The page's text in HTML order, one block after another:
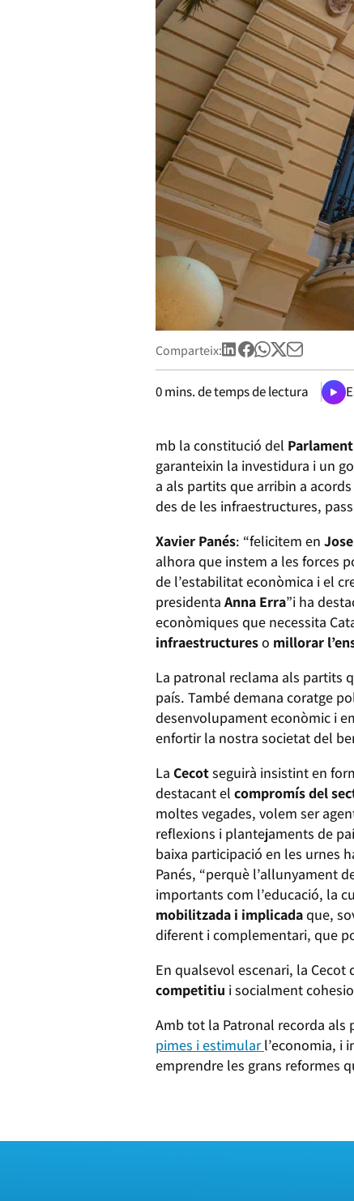
Comparteix:
0mins. de temps de lectura
mb la constitució del
garanteixin la investidura i un
a als partits que arribin a
des de les infraestructures,
Xavier Panés: “felicitem en
alhora que instem a les forces
de l’estabilitat econòmica i el
presidenta Anna Erra”i ha
econòmiques que necessita
infraestructureso millorar
La patronal reclama als partits
país. També demana coratge
desenvolupament econòmic i
enfortir la nostra societat del
La Cecotseguirà insistint en
destacant el compromís del
moltes vegades, volem ser
reflexions i plantejaments de
baixa participació en les urnes
Panés, “perquè l’allunyament
importants com l’educació, la
mobilitzada i implicadaque,
diferent i complementari, que
En qualsevol escenari, la Cecot
competitiu i socialment
Amb tot la Patronal recorda als
pimes i estimularl’economia, i
emprendre les grans reformes